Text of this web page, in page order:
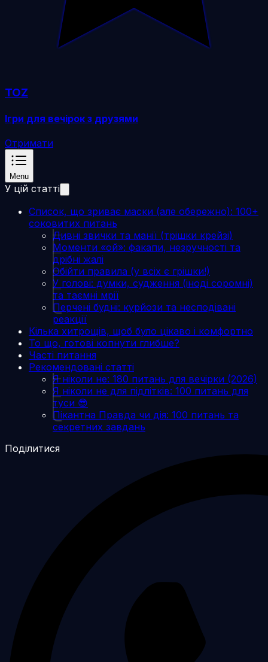
TOZ
Ігри для вечірок з друзями
Отримати
Menu
У цій статті
Список, що зриває маски (але обережно): 100+
соковитих питань
Дивні звички та манії (трішки крейзі)
Моменти «ой»: факапи, незручності та
дрібні жалі
Обійти правила (у всіх є грішки!)
У голові: думки, судження (іноді соромні)
та таємні мрії
Перчені будні: курйози та несподівані
реакції
Кілька хитрощів, щоб було цікаво і комфортно
То що, готові копнути глибше?
Часті питання
Рекомендовані статті
Я ніколи не: 180 питань для вечірки (2026)
Я ніколи не для підлітків: 100 питань для
туси 😎
Пікантна Правда чи дія: 100 питань та
секретних завдань
Поділитися